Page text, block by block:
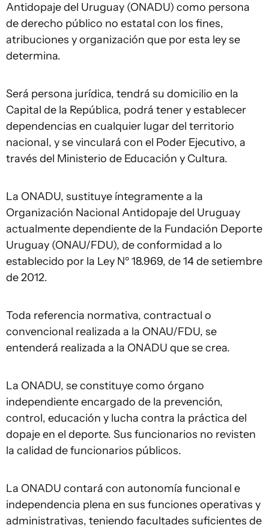
Antidopaje del Uruguay (ONADU) como persona
de derecho público no estatal con los fines,
atribuciones y organización que por esta ley se
determina.
Será persona jurídica, tendrá su domicilio en la
Capital de la República, podrá tener y establecer
dependencias en cualquier lugar del territorio
nacional, y se vinculará con el Poder Ejecutivo, a
través del Ministerio de Educación y Cultura.
La ONADU, sustituye íntegramente a la
Organización Nacional Antidopaje del Uruguay
actualmente dependiente de la Fundación Deporte
Uruguay (ONAU/FDU), de conformidad a lo
establecido por la Ley Nº 18.969, de 14 de setiembre
de 2012.
Toda referencia normativa, contractual o
convencional realizada a la ONAU/FDU, se
entenderá realizada a la ONADU que se crea.
La ONADU, se constituye como órgano
independiente encargado de la prevención,
control, educación y lucha contra la práctica del
dopaje en el deporte. Sus funcionarios no revisten
la calidad de funcionarios públicos.
La ONADU contará con autonomía funcional e
independencia plena en sus funciones operativas y
administrativas, teniendo facultades suficientes de